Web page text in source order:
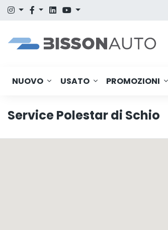
NUOVO USATO PROMOZIONI
Service Polestar di Schio